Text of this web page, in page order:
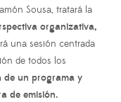
Sousa, tratará la
organizativa,
una sesión centrada
de todos los
de un programa y
de emisión.